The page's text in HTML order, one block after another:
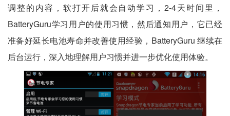
调整的内容，软打开后就会自动学习，2-4天时间里，
BatteryGuru学习用户的使用习惯，然后通知用户，它已经
准备好延长电池寿命并改善使用经验，BatteryGuru 继续在
后台运行，深入地理解用户习惯并进一步优化使用体验。